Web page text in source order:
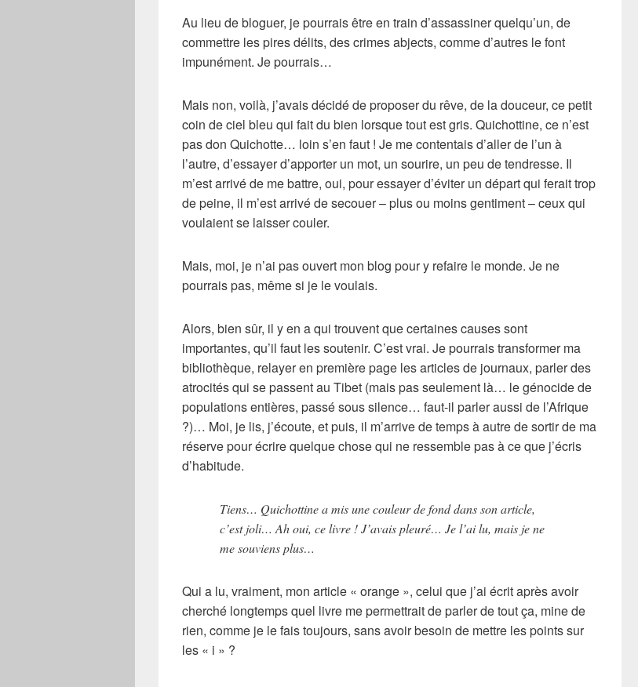
Au lieu de bloguer, je pourrais être en train d’assassiner quelqu’un, de
commettre les pires délits, descrimes abjects, comme d’autres le font
impunément. Je pourrais…
Mais non, voilà, j’avais décidé de proposer du rêve, de la douceur, ce petit
coin de ciel bleu qui fait du bien lorsque tout est gris. Quichottine, ce n’est
pasdon Quichotte… loin s’en faut ! Je me contentais d’aller de l’un à
l’autre, d’essayer d’apporter un mot, un sourire, un peu detendresse. Il
m’est arrivé de me battre, oui, pour essayer d’éviter un départ qui ferait trop
de peine, il m’est arrivé de secouer – plus ou moins gentiment – ceux qui
voulaient se laisser couler.
Mais, moi, je n’ai pas ouvert mon blog pour y refaire le monde. Je ne
pourrais pas, même si je le voulais.
Alors, bien sûr, il y en a qui trouvent que certaines causes sont
importantes, qu’il faut les soutenir. C’est vrai. Je pourrais transformer ma
bibliothèque, relayer en première page les articles de journaux, parler des
atrocités qui se passent au Tibet (mais pas seulement là… le génocide de
populations entières, passé sous silence… faut-il parler aussi de l’Afrique
?)… Moi, je lis, j’écoute, et puis, il m’arrive de temps à autre de sortir de ma
réserve pour écrire quelque chose qui ne ressemble pas à ce que j’écris
d’habitude.
Tiens… Quichottine a mis une couleur de fond dans son article,
c’est joli… Ah oui, ce livre ! J’avais pleuré… Je l’ai lu, mais je ne
me souviens plus…
Qui a lu, vraiment, mon article « orange », celui que j’ai écrit après avoir
cherché longtemps quel livre me permettrait de parler de tout ça, mine de
rien, comme je le fais toujours, sans avoir besoin de mettre les points sur
les « i » ?